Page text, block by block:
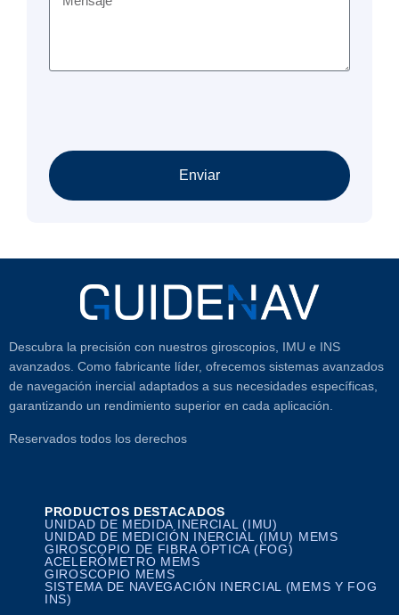
Enviar
Descubra la precisión con nuestros giroscopios, IMU e INS
avanzados. Como fabricante líder, ofrecemos sistemas avanzados
de navegación inercial adaptados a sus necesidades específicas,
garantizando un rendimiento superior en cada aplicación.
Reservados todos los derechos
PRODUCTOS DESTACADOS
UNIDAD DE MEDIDA INERCIAL (IMU)
UNIDAD DE MEDICIÓN INERCIAL (IMU) MEMS
GIROSCOPIO DE FIBRA ÓPTICA (FOG)
ACELERÓMETRO MEMS
GIROSCOPIO MEMS
SISTEMA DE NAVEGACIÓN INERCIAL (MEMS Y FOG
INS)